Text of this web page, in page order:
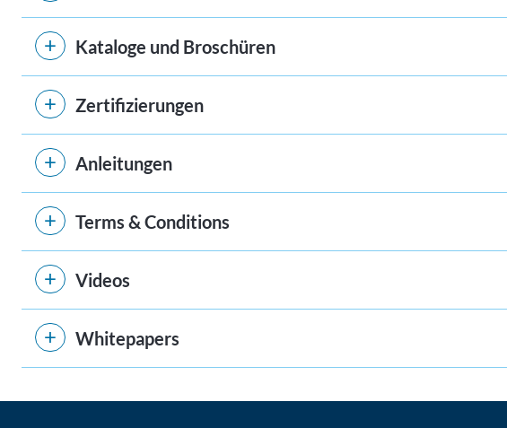
Kataloge und Broschüren
Zertifizierungen
Anleitungen
Terms & Conditions
Videos
Whitepapers